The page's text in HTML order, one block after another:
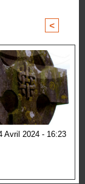
<
Avril 2024 - 16:23